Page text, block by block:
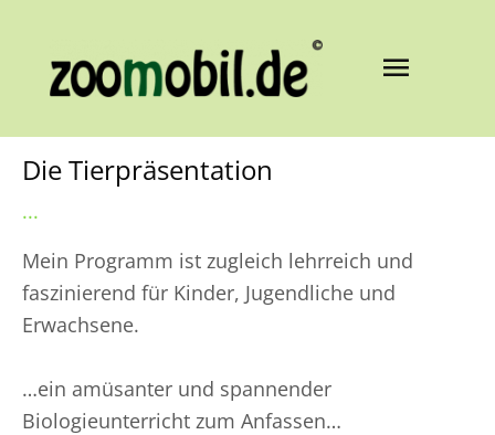
springen
Die Tierpräsentation
...
Mein Programm ist zugleich lehrreich und
faszinierend für Kinder, Jugendliche und
Erwachsene.
…ein amüsanter und spannender
Biologieunterricht zum Anfassen…